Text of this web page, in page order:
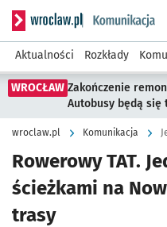
Serwis informacyjny
Aktualności Rozkłady
WROCŁAW Zakończenie
Autobusy będą się
wroclaw.pl Komunikacja
Rowerowy TAT.
ścieżkami na
trasy